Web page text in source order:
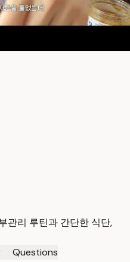
관리 루틴과 간단한 식단,
Questions